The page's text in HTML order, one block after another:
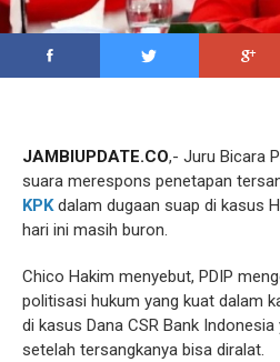
JAMBIUPDATE.CO,- Juru Bicara
suara merespons penetapan
KPKdalam dugaan suap di kasus
hari ini masih buron.
Chico Hakim menyebut, PDIP
politisasi hukum yang kuat dalam
di kasus Dana CSR Bank
setelah tersangkanya bisa diralat.